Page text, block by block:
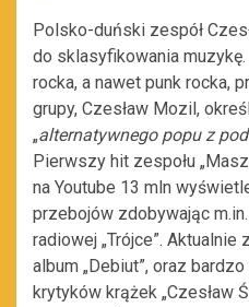
Polsko-duński zespół
do sklasyfikowania
rocka, a nawet punk rocka,
grupy, Czesław Mozil,
„alternatywnego popu z
Pierwszy hit zespołu
na Youtube 13 mln
przebojów zdobywając
radiowej „Trójce”. Aktualnie
album „Debiut”, oraz
krytyków krążek „Czesław